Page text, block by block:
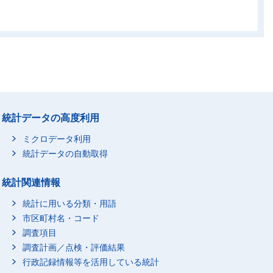
-
-
統計データの高度利用
ミクロデータ利用
統計データの自動取得
統計関連情報
統計に用いる分類・用語
市区町村名・コード
調査項目
調査計画／点検・評価結果
行政記録情報等を活用している統計